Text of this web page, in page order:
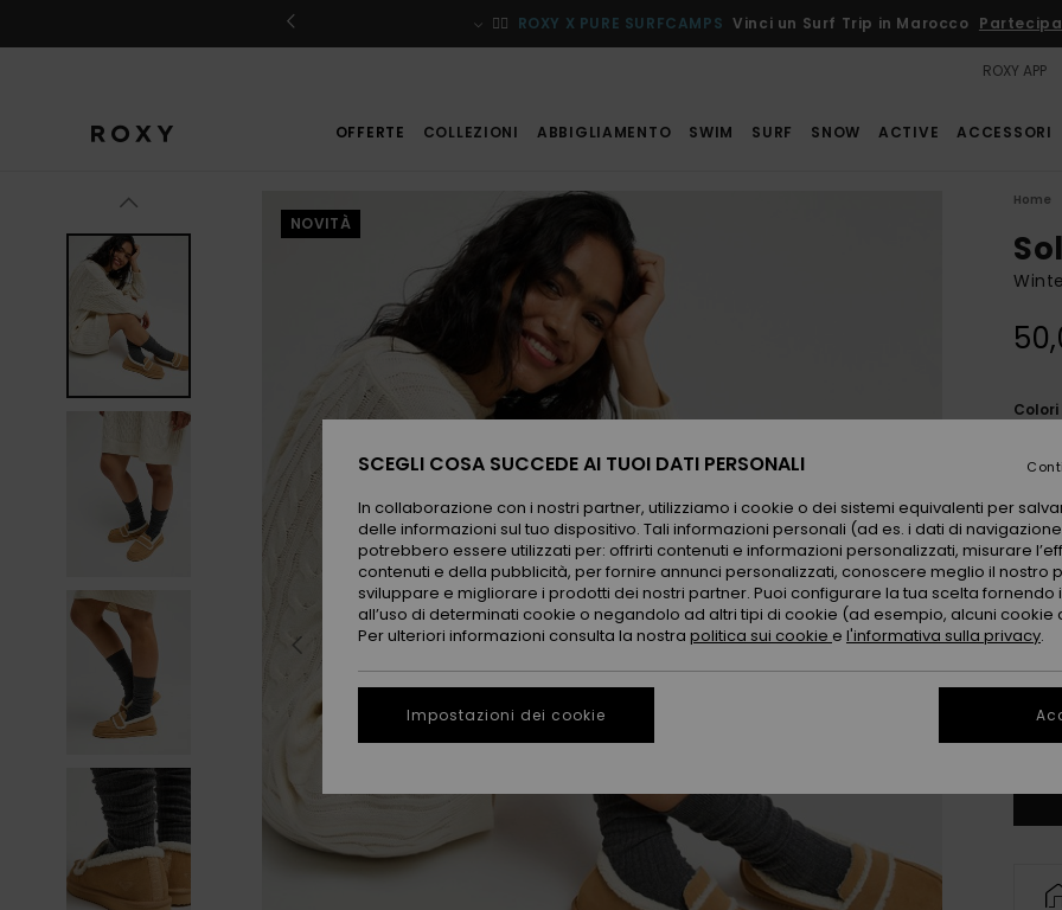
prodotto
🏄‍♀️ ROXY X PURE SURFCAMPS Vinci un Surf Trip in Marocco
ROXY APP
OFFERTE COLLEZIONI ABBIGLIAMENTO SWIM SURF SNOW ACTIVE ACCESSORI
NOVITÀ
Home
Colori
36
42
SCEGLI COSA SUCCEDE AI TUOI DATI PERSONALI
In collaborazione con i nostri partner, utilizziamo i cookie o dei sistemi equivalenti per
delle informazioni sul tuo dispositivo. Tali informazioni personali (ad es. i dati di
potrebbero essere utilizzati per: offrirti contenuti e informazioni personalizzati, misurare
contenuti e della pubblicità, per fornire annunci personalizzati, conoscere meglio il nostro
sviluppare e migliorare i prodotti dei nostri partner. Puoi configurare la tua scelta fornendo
all’uso di determinati cookie o negandolo ad altri tipi di cookie (ad esempio, alcuni cookie
Per ulteriori informazioni consulta la nostra politica sui cookie e l'informativa sulla privacy.
Impostazioni dei cookie